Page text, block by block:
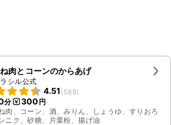
肉とコーンのからあげ
シル公式
4.51(588)
分 300 円
肉、コーン、酒、みりん、しょうゆ、すりおろ
ニク、砂糖、片栗粉、揚げ油